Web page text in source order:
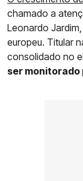
chamado a
Leonardo
europeu. Titular
consolidado no
ser monitorado